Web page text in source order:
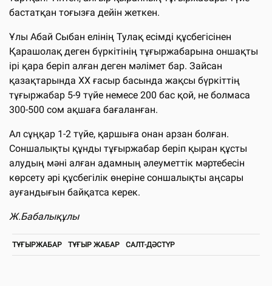
бастатқан тоғызға дейін жеткен.
Ұлы Абай Сыбан елінің Тулақ есімді құсбегісінен
Қарашолақ деген бүркітінің тұғыржабарына оншақты
ірі қара беріп алған деген мәлімет бар. Зайсан
қазақтарында ХХ ғасыр басында жақсы бүркіттің
тұғыржабар 5-9 түйе немесе 200 бас қой, не болмаса
300-500 сом ақшаға бағаланған.
Ал сұңқар 1-2 түйе, қаршыға онан арзан болған.
Соншалықты құнды тұғыржабар беріп қыран құсты
алудың мәні алған адамның әлеуметтік мәртебесін
көрсету әрі құсбегілік өнеріне соншалықты аңсары
ауғандығын байқатса керек.
Ж.Бабалықұлы
ТҰҒЫРЖАБАР ТҰҒЫР ЖАБАР САЛТ-ДӘСТҮР